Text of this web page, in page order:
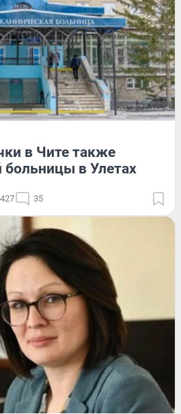
в Чите также
больницы в Улетах
35